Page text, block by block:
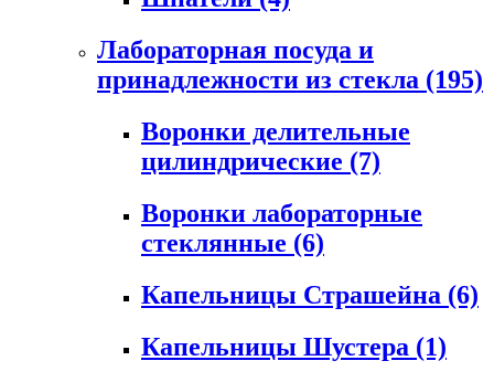
Лабораторная посуда и
принадлежности из стекла (195)
Воронки делительные
цилиндрические (7)
Воронки лабораторные
стеклянные (6)
Капельницы Страшейна (6)
Капельницы Шустера (1)